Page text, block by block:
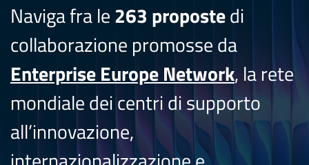
Naviga fra le263 propostedi
collaborazione promosse da
Enterprise Europe Network, la rete
mondiale dei centri di supporto
all’innovazione,